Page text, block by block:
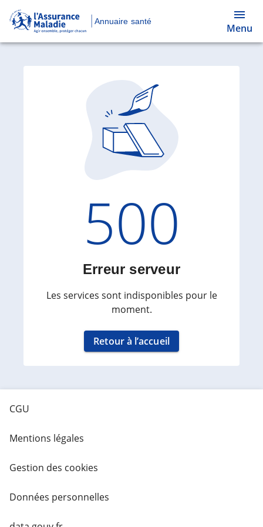
Annuaire santé
Menu
Code
500
Erreur serveur
Les services sont indisponibles pour le
moment.
Retour à l’accueil
CGU
Mentions légales
Gestion des cookies
Données personnelles